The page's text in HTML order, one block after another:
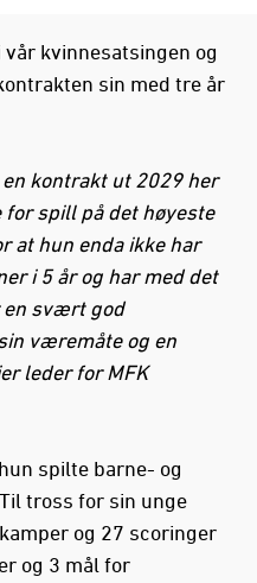
kvinnesatsingen og
sin med tre år
kontrakt ut 2029 her
spill på det høyeste
at hun enda ikke har
i 5 år og har med det
en svært god
væremåte og en
leder for MFK
spilte barne- og
tross for sin unge
og 27 scoringer
og 3 mål for